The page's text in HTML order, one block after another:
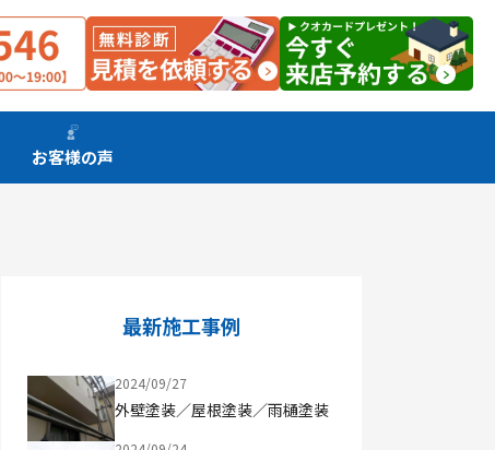
お客様の声
最新施工事例
2024/09/27
外壁塗装／屋根塗装／雨樋塗装